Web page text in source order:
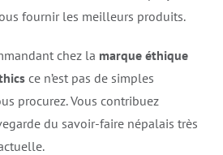
fournir les meilleurs produits.
chez la marque éthique
ce n’est pas de simples
procurez. Vous contribuez
du savoir-faire népalais très